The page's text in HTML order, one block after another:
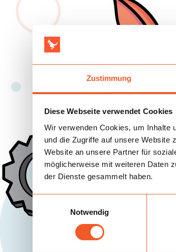
Zustimmung
Diese Webseite verwendet Cookies
Wir verwenden Cookies, um Inhalte
und die Zugriffe auf unsere Website
Website an unsere Partner für
möglicherweise mit weiteren Daten
der Dienste gesammelt haben.
Einwilligungsauswahl
Notwendig